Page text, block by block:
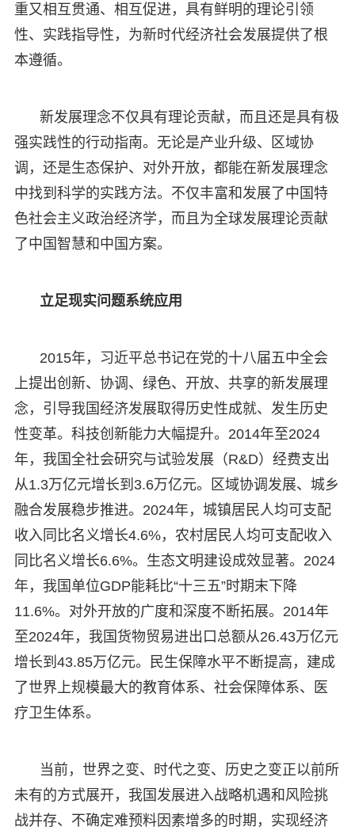
重又相互贯通、相互促进，具有鲜明的理论引领
性、实践指导性，为新时代经济社会发展提供了根
本遵循。
新发展理念不仅具有理论贡献，而且还是具有极
强实践性的行动指南。无论是产业升级、区域协
调，还是生态保护、对外开放，都能在新发展理念
中找到科学的实践方法。不仅丰富和发展了中国特
色社会主义政治经济学，而且为全球发展理论贡献
了中国智慧和中国方案。
立足现实问题系统应用
2015年，习近平总书记在党的十八届五中全会
上提出创新、协调、绿色、开放、共享的新发展理
念，引导我国经济发展取得历史性成就、发生历史
性变革。科技创新能力大幅提升。2014年至2024
年，我国全社会研究与试验发展（R&D）经费支出
从1.3万亿元增长到3.6万亿元。区域协调发展、城乡
融合发展稳步推进。2024年，城镇居民人均可支配
收入同比名义增长4.6%，农村居民人均可支配收入
同比名义增长6.6%。生态文明建设成效显著。2024
年，我国单位GDP能耗比“十三五”时期末下降
11.6%。对外开放的广度和深度不断拓展。2014年
至2024年，我国货物贸易进出口总额从26.43万亿元
增长到43.85万亿元。民生保障水平不断提高，建成
了世界上规模最大的教育体系、社会保障体系、医
疗卫生体系。
当前，世界之变、时代之变、历史之变正以前所
未有的方式展开，我国发展进入战略机遇和风险挑
战并存、不确定难预料因素增多的时期，实现经济